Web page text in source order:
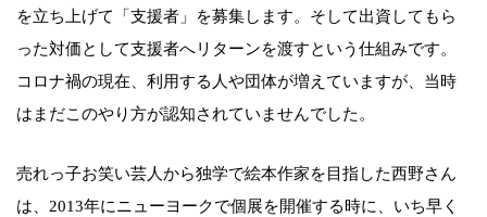
を立ち上げて「支援者」を募集します。そして出資してもら
った対価として支援者へリターンを渡すという仕組みです。
コロナ禍の現在、利用する人や団体が増えていますが、当時
はまだこのやり方が認知されていませんでした。
売れっ子お笑い芸人から独学で絵本作家を目指した西野さん
は、2013年にニューヨークで個展を開催する時に、いち早く